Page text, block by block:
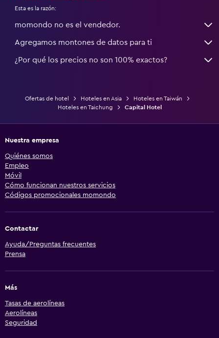
Esta es la razón:
momondo no es el vendedor.
Agregamos montones de datos para ti
¿Por qué los precios no son 100% exactos?
Ofertas de hotel Hoteles en Asia
Hoteles en Taiwán
Hoteles en Taichung
Capital Hotel
Nuestra empresa
Quiénes somos
Empleo
Móvil
Cómo funcionan nuestros servicios
Códigos promocionales momondo
Contactar
Ayuda/Preguntas frecuentes
Prensa
Más
Tasas de aerolíneas
Aerolíneas
Seguridad